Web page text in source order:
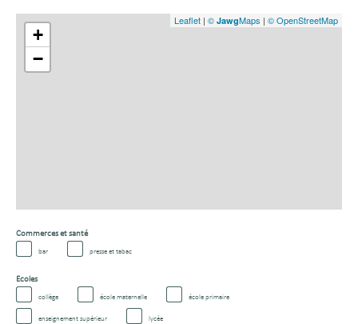
+
−
Leaflet | © JawgMaps | © OpenStreetMap
Commerces et santé
bar presse et tabac
Ecoles
collège école maternelle école primaire
enseignement supérieur lycée